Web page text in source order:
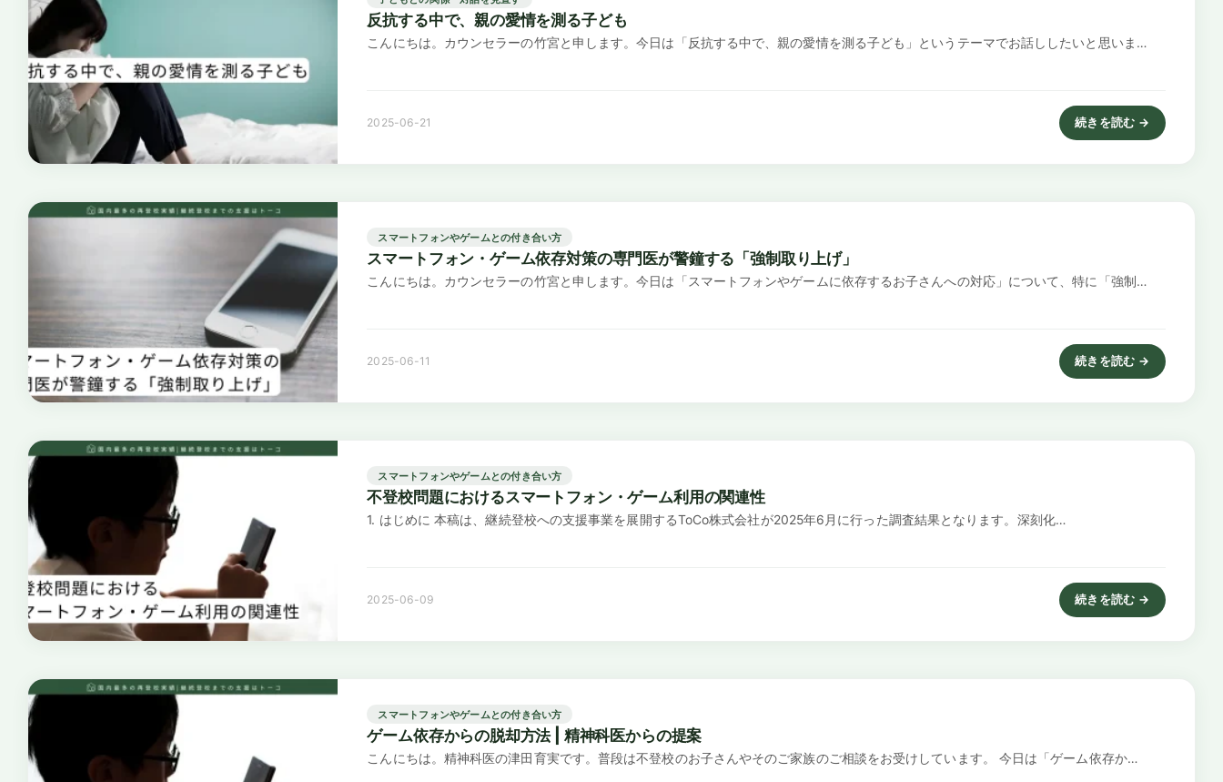
反抗する中で、親の愛情を測る子ども
こんにちは。カウンセラーの竹宮と申します。今日は「反抗する中で、親の愛情を測る子ども」というテーマでお話ししたいと思いま…
2025-06-21 続きを読む →
: 反抗する中で、親の愛情
スマートフォンやゲームとの付き合い方
スマートフォン・ゲーム依存対策の専門医が警鐘する「強制取り上げ」
こんにちは。カウンセラーの竹宮と申します。今日は「スマートフォンやゲームに依存するお子さんへの対応」について、特に「強制…
2025-06-11 続きを読む →
: スマートフォン・ゲーム
スマートフォンやゲームとの付き合い方
不登校問題におけるスマートフォン・ゲーム利用の関連性
1. はじめに 本稿は、継続登校への支援事業を展開するToCo株式会社が2025年6月に行った調査結果となります。深刻化…
2025-06-09 続きを読む →
: 不登校問題におけるスマ
スマートフォンやゲームとの付き合い方
ゲーム依存からの脱却方法 | 精神科医からの提案
こんにちは。精神科医の津田育実です。普段は不登校のお子さんやそのご家族のご相談をお受けしています。 今日は「ゲーム依存か…